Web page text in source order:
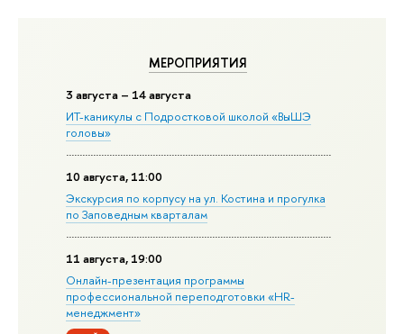
МЕРОПРИЯТИЯ
3 августа – 14 августа
ИТ-каникулы с Подростковой школой «ВыШЭ
головы»
10 августа, 11:00
Экскурсия по корпусу на ул. Костина и прогулка
по Заповедным кварталам
11 августа, 19:00
Онлайн-презентация программы
профессиональной переподготовки «HR-
менеджмент»